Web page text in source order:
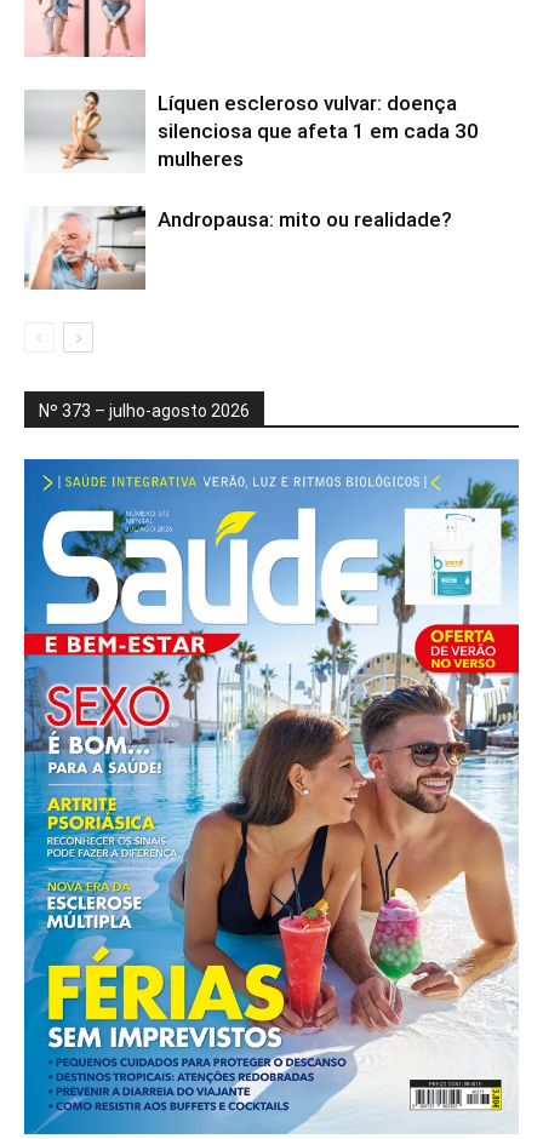
Líquen escleroso vulvar: doença
silenciosa que afeta 1 em cada 30
mulheres
Andropausa: mito ou realidade?
Nº 373 – julho-agosto 2026